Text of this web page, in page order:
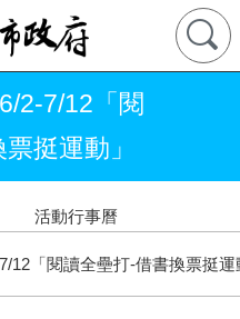
2-7/12「閱
挺運動」
活動行事曆
12「閱讀全壘打-借書換票挺運